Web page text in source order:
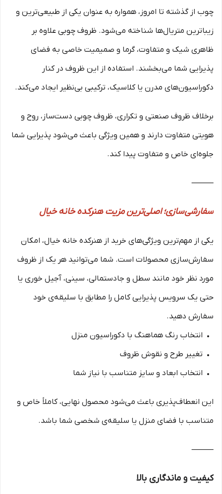
چوب از گذشته تا امروز، همواره به عنوان یکی از طبیعی‌ترین و
زیباترین متریال‌ها شناخته می‌شود. ظروف چوبی علاوه بر
ظاهری شیک و متفاوت، گرما و صمیمیت خاصی به فضای
پذیرایی شما می‌بخشند. استفاده از این ظروف در کنار
دکوراسیون‌های مدرن یا کلاسیک، ترکیبی بی‌نظیر ایجاد می‌کند.
برخلاف ظروف صنعتی و تکراری، ظروف چوبی دست‌ساز، روح و
هویتی متفاوت دارند و همین ویژگی باعث می‌شود پذیرایی شما
جلوه‌ای خاص و متفاوت پیدا کند.
⸻
سفارشی‌سازی؛ اصلی‌ترین مزیت هنرکده خانه خیال
یکی از مهم‌ترین ویژگی‌های خرید از هنرکده خانه خیال، امکان
سفارش‌سازی محصولات است. شما می‌توانید هر یک از ظروف
مورد نظر خود مانند سطل و جادستمالی، سینی، آجیل خوری یا
حتی یک سرویس پذیرایی کامل را مطابق با سلیقه‌ی خود
سفارش دهید.
• انتخاب رنگ هماهنگ با دکوراسیون منزل
• تغییر طرح و نقوش ظروف
• انتخاب ابعاد و سایز متناسب با نیاز شما
این انعطاف‌پذیری باعث می‌شود محصول نهایی، کاملاً خاص و
متناسب با فضای منزل یا سلیقه‌ی شخصی شما باشد.
⸻
کیفیت و ماندگاری بالا